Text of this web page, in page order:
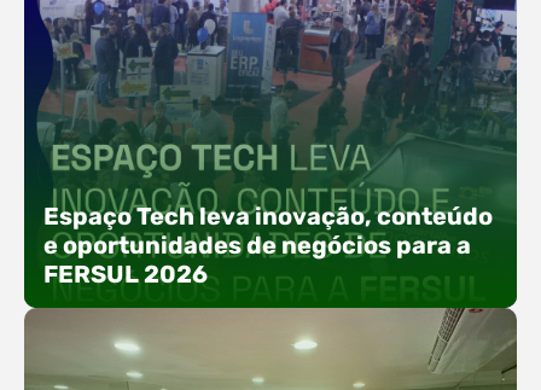
Com o objetivo de impulsionar a produtividade, a
presença digital e a gestão nas empresas do
Alto Vale, o Núcleo de Tecnologia da Informação
(NIAVI), Polo ACATE-ACIRS, realiza a edição
2026 do Workshop NIAVI. O evento foi
em três encontros práticos ao longo dos meses
de setembro e outubro,…
Espaço Tech leva inovação, conteúdo
e oportunidades de negócios para a
FERSUL 2026